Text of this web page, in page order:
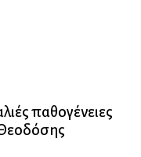
παθογένειες